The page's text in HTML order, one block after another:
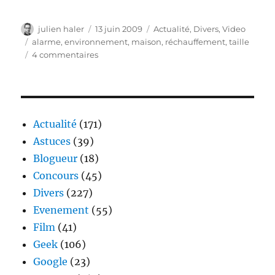
Auteur
julien haler
Publié
le
13 juin 2009 Catégories
Actualité, Divers,Video
Étiquettes
alarme,environnement, maison, réchauffement,taille
4 commentairessur
petit
chez
enfin
bon..
Actualité (171)
Astuces (39)
Blogueur (18)
Concours (45)
Divers (227)
Evenement (55)
Film (41)
Geek (106)
Google (23)